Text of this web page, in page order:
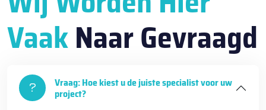
VaakNaar Gevraagd
Vraag: Hoe kiest u de juiste specialist voor uw
project?